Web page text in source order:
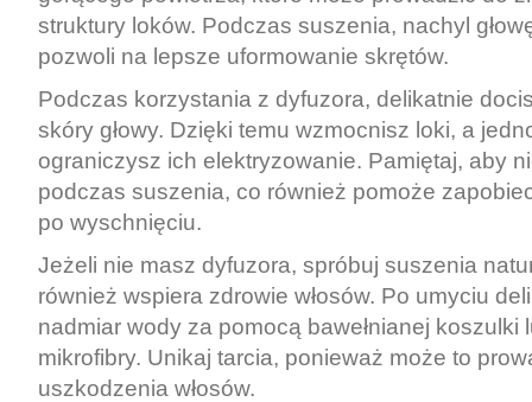
struktury loków. Podczas suszenia, nachyl
pozwoli na lepsze uformowanie skrętów.
Podczas korzystania z dyfuzora, delikatnie
skóry głowy. Dzięki temu wzmocnisz loki, a
ograniczysz ich elektryzowanie. Pamiętaj, aby
podczas suszenia, co również pomoże
po wyschnięciu.
Jeżeli nie masz dyfuzora, spróbuj suszenia
również wspiera zdrowie włosów. Po umyciu
nadmiar wody za pomocą bawełnianej koszulki
mikrofibry. Unikaj tarcia, ponieważ może to
uszkodzenia włosów.